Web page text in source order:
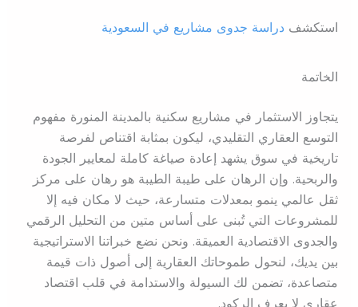
استكشف دراسة جدوى مشاريع في السعودية
الخاتمة
يتجاوز الاستثمار في مشاريع سكنية بالمدينة المنورة مفهوم
التوسع العقاري التقليدي، ليكون بمثابة اقتناص لفرصة
تاريخية في سوق يشهد إعادة صياغة كاملة لمعايير الجودة
والربحية. وإن الرهان على طيبة الطيبة هو رهان على مركز
ثقل عالمي ينمو بمعدلات متسارعة، حيث لا مكان فيه إلا
للمشروعات التي تُبنى على أساس متين من التحليل الرقمي
والجدوى الاقتصادية العميقة. ونحن نضع خبراتنا الاستراتيجية
بين يديك، لنحول طموحاتك العقارية إلى أصول ذات قيمة
متصاعدة، تضمن لك السيولة والاستدامة في قلب اقتصاد